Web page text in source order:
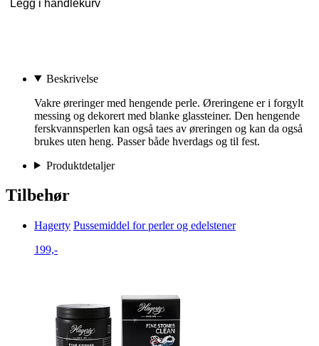
Legg i handlekurv
Beskrivelse
Vakre øreringer med hengende perle. Øreringene er i forgylt
messing og dekorert med blanke glassteiner. Den hengende
ferskvannsperlen kan også taes av øreringen og kan da også
brukes uten heng. Passer både hverdags og til fest.
Produktdetaljer
Tilbehør
Hagerty Pussemiddel for perler og edelstener
199,-